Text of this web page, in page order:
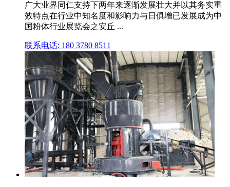
广大业界同仁支持下两年来逐渐发展壮大并以其务实重
效特点在行业中知名度和影响力与日俱增已发展成为中
国粉体行业展览会之安丘 ...
联系电话: 180 3780 8511